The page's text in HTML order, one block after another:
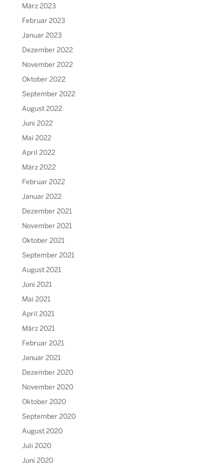
März 2023
Februar 2023
Januar 2023
Dezember 2022
November 2022
Oktober 2022
September 2022
August 2022
Juni 2022
Mai 2022
April 2022
März 2022
Februar 2022
Januar 2022
Dezember 2021
November 2021
Oktober 2021
September 2021
August 2021
Juni 2021
Mai 2021
April 2021
März 2021
Februar 2021
Januar 2021
Dezember 2020
November 2020
Oktober 2020
September 2020
August 2020
Juli 2020
Juni 2020